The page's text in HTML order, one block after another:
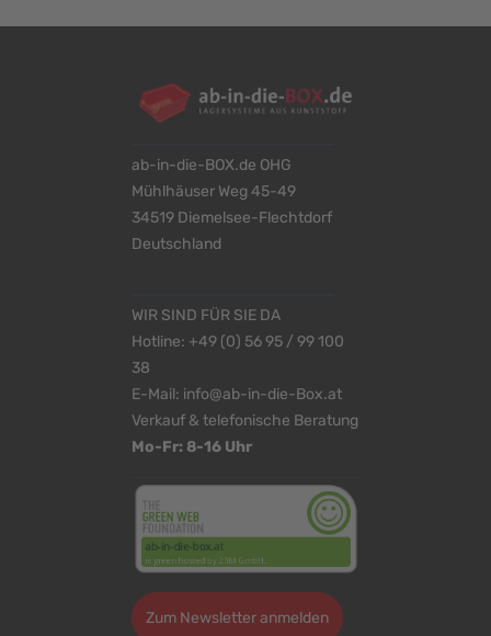
ab-in-die-BOX.de OHG
Mühlhäuser Weg 45-49
34519 Diemelsee-Flechtdorf
Deutschland
WIR SIND FÜR SIE DA
Hotline: +49 (0) 56 95 / 99 100
38
E-Mail: info@ab-in-die-Box.at
Verkauf & telefonische Beratung
Mo-Fr: 8-16 Uhr
Zum Newsletter anmelden